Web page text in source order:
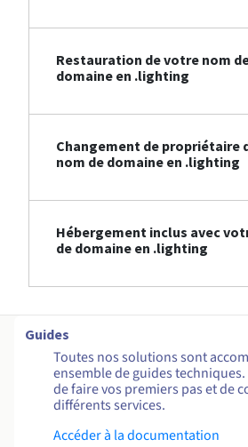
Restauration de votre nom
domaine en .lighting
Changement de propriétaire
nom de domaine en .lighting
Hébergement inclus avec
de domaine en .lighting
Guides
Toutes nos solutions sont
ensemble de guides
de faire vos premiers pas et de
différents services.
Accéder à la documentation